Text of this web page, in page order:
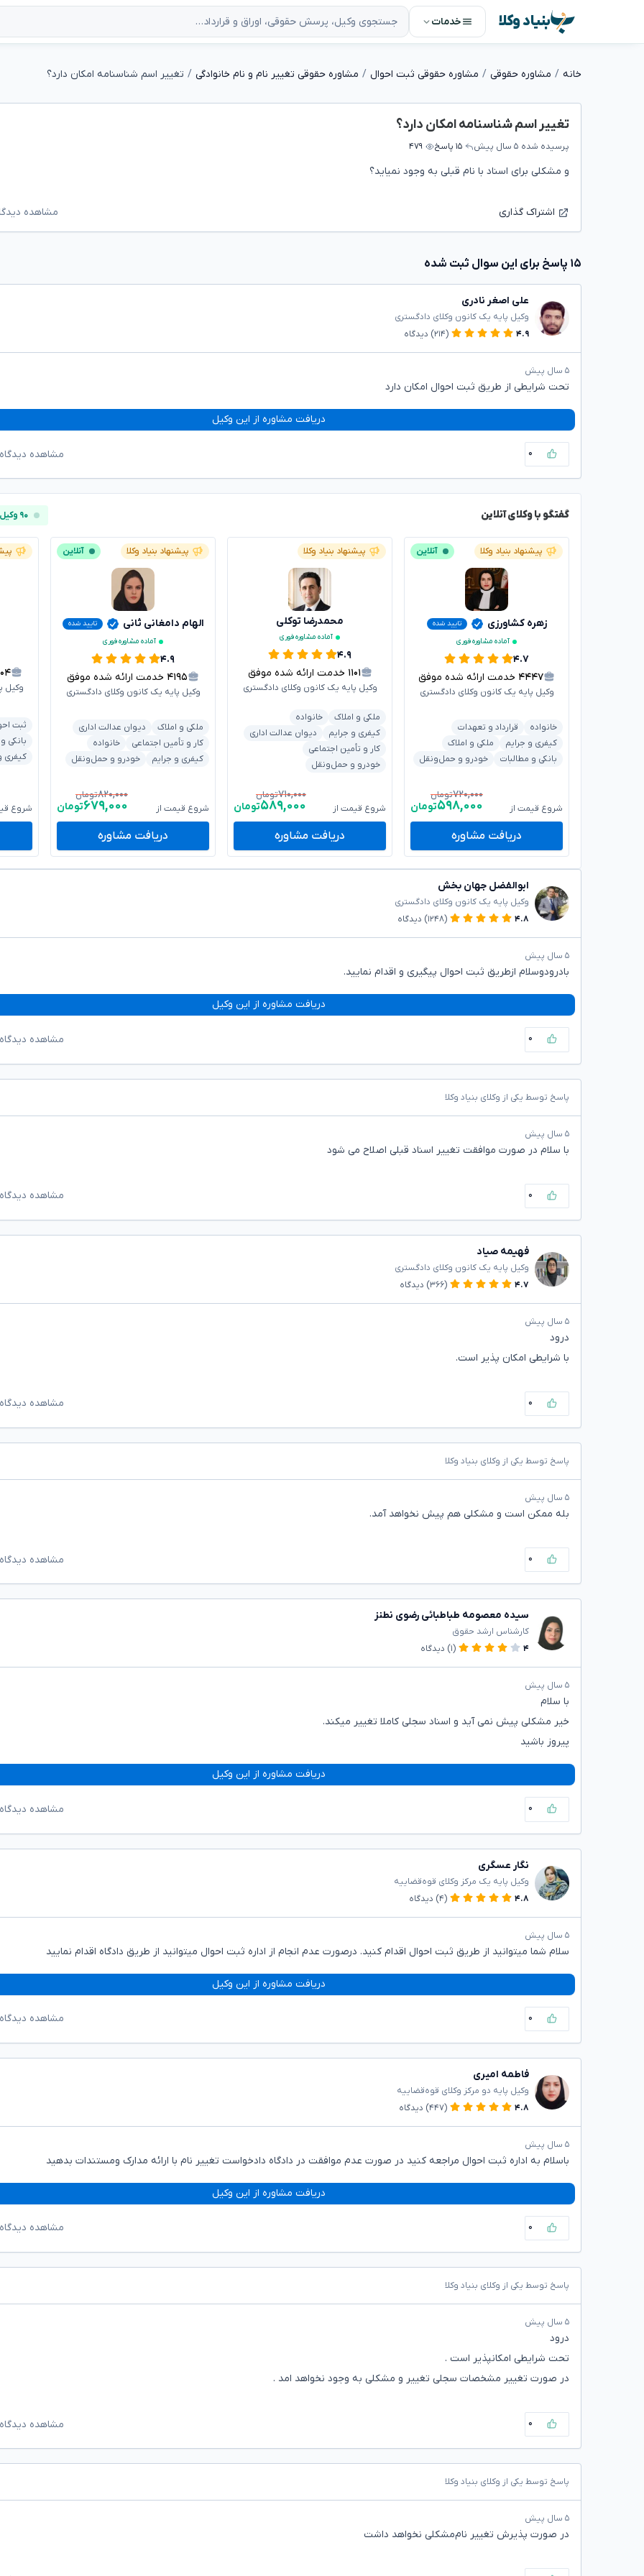
بنیاد وکلا خدمات
خانه مشاوره حقوقی مشاوره حقوقی ثبت احوال مشاوره حقوقی تغییر نام و نام خانوادگی تغییر اسم شناسنامه امکان دارد؟
تغییر اسم شناسنامه امکان دارد؟
پرسیده شده ۵ سال پیش ۱۵ پاسخ ۴۷۹
و مشکلی برای اسناد با نام قبلی به وجود نمیاید؟
اشتراک گذاری مشاهده
۱۵ پاسخ برای این سوال ثبت شده
علی اصغر نادری
وکیل پایه یک کانون وکلای دادگستری
۴.۹
(۲۱۴) دیدگاه
۵ سال پیش
تحت شرایطی از طریق ثبت احوال امکان دارد
دریافت مشاوره از این وکیل
۰ مشاهده
گفتگو با وکلای آنلاین ۹۰ وکیل آنلاین
پیشنهاد بنیاد وکلا آنلاین
زهره کشاورزی
تایید شده
آماده مشاوره فوری
۴.۷
۴۴۴۷ خدمت ارائه شده موفق
وکیل پایه یک کانون وکلای دادگستری
خانواده
قرارداد و تعهدات
کیفری و جرایم
ملکی و املاک
بانکی و مطالبات
خودرو و حمل‌ونقل
شروع قیمت از
۷۲۰,۰۰۰تومان
۵۹۸,۰۰۰تومان
دریافت مشاوره
پیشنهاد بنیاد وکلا
محمدرضا توکلی
آماده مشاوره فوری
۴.۹
۱۱۰۱ خدمت ارائه شده موفق
وکیل پایه یک کانون وکلای دادگستری
ملکی و املاک
خانواده
کیفری و جرایم
دیوان عدالت اداری
کار و تأمین اجتماعی
خودرو و حمل‌ونقل
شروع قیمت از
۷۱۰,۰۰۰تومان
۵۸۹,۰۰۰تومان
دریافت مشاوره
پیشنهاد بنیاد وکلا آنلاین
الهام دامغانی ثانی
تایید شده
آماده مشاوره فوری
۴.۹
۴۱۹۵ خدمت ارائه شده موفق
وکیل پایه یک کانون وکلای دادگستری
ملکی و املاک
دیوان عدالت اداری
کار و تأمین اجتماعی
خانواده
کیفری و جرایم
خودرو و حمل‌ونقل
شروع قیمت از
۸۲۰,۰۰۰تومان
۶۷۹,۰۰۰تومان
دریافت مشاوره
وکیل
ثبت
بانکی
کیفری
شروع
ابوالفضل جهان بخش
وکیل پایه یک کانون وکلای دادگستری
۴.۸
(۱۲۴۸) دیدگاه
۵ سال پیش
بادرودوسلام ازطریق ثبت احوال پیگیری و اقدام نمایید.
دریافت مشاوره از این وکیل
۰ مشاهده
پاسخ توسط یکی از وکلای بنیاد وکلا
۵ سال پیش
با سلام در صورت موافقت تغییر اسناد قبلی اصلاح می شود
۰ مشاهده
فهیمه صیاد
وکیل پایه یک کانون وکلای دادگستری
۴.۷
(۳۶۶) دیدگاه
۵ سال پیش
درود
با شرایطی امکان پذیر است.
۰ مشاهده
پاسخ توسط یکی از وکلای بنیاد وکلا
۵ سال پیش
بله ممکن است و مشکلی هم پیش نخواهد آمد.
۰ مشاهده
سیده معصومه طباطبائی رضوی نطنز
کارشناس ارشد حقوق
۴
(۱) دیدگاه
۵ سال پیش
با سلام
خیر مشکلی پیش نمی آید و اسناد سجلی کاملا تغییر میکند.
پیروز باشید
دریافت مشاوره از این وکیل
۰ مشاهده
نگار عسگری
وکیل پایه یک مرکز وکلای قوه‌قضاییه
۴.۸
(۴) دیدگاه
۵ سال پیش
سلام شما میتوانید از طریق ثبت احوال اقدام کنید. درصورت عدم انجام از اداره ثبت احوال میتوانید از طریق دادگاه اقدام نمایید
دریافت مشاوره از این وکیل
۰ مشاهده
فاطمه امیری
وکیل پایه دو مرکز وکلای قوه‌قضاییه
۴.۸
(۴۴۷) دیدگاه
۵ سال پیش
باسلام به اداره ثبت احوال مراجعه کنید در صورت عدم موافقت در داد‌گاه دادخواست تغییر نام با ارائه مدارک ومستندات بدهید
دریافت مشاوره از این وکیل
۰ مشاهده
پاسخ توسط یکی از وکلای بنیاد وکلا
۵ سال پیش
درود
تحت شرایطی امکانپذیر است .
در صورت تغییر مشخصات سجلی تغییر و مشکلی به وجود نخواهد امد .
۰ مشاهده
پاسخ توسط یکی از وکلای بنیاد وکلا
۵ سال پیش
در صورت پذیرش تغییر نام‌مشکلی نخواهد داشت